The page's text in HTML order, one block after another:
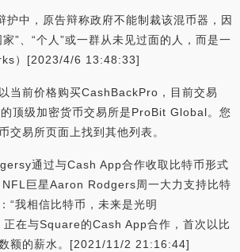
中，原告辩称政府不能制裁该混币器，因
”、“个人”或一群从未见过面的人，而是一
）[2023/4/6 13:48:33]
当前价格购买CashBackPro，目前交易
顶级加密货币交易所是ProBit Global。您
交易所页面上找到其他列表。
通过与Cash App合作收取比特币形式
巨星Aaron Rodgers周一大力支持比特
“我相信比特币，未来是光明
正在与Square的Cash App合作，首次以比
额的薪水。[2021/11/2 21:16:44]